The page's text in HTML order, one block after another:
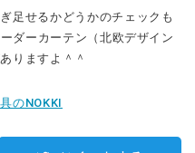
足せるかどうかのチェックも
ダーカーテン（北欧デザイン
りますよ＾＾
のNOKKI